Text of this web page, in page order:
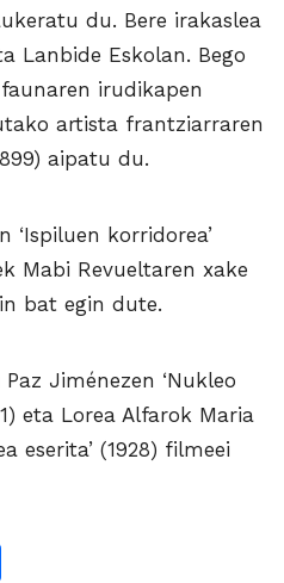
du. Bere irakaslea
Lanbide Eskolan. Bego
irudikapen
artista frantziarraren
aipatu du.
‘Ispiluen korridorea’
Mabi Revueltaren xake
bat egin dute.
Jiménezen ‘Nukleo
eta Lorea Alfarok Maria
eserita’ (1928) filmeei